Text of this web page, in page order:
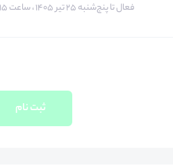
فعال تا پنج‌شنبه ۲۵ تیر ۱۴۰۵ ، ساعت ۱۴:۱۵
ثبت نام